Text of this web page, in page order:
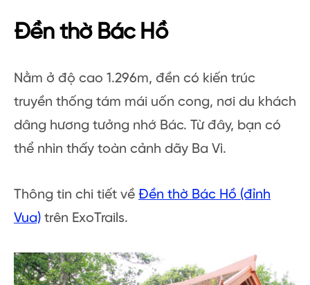
Đền thờ Bác Hồ
Nằm ở độ cao 1.296m, đền có kiến trúc
truyền thống tám mái uốn cong, nơi du khách
dâng hương tưởng nhớ Bác. Từ đây, bạn có
thể nhìn thấy toàn cảnh dãy Ba Vì.
Thông tin chi tiết về Đền thờ Bác Hồ (đỉnh
Vua) trên ExoTrails.